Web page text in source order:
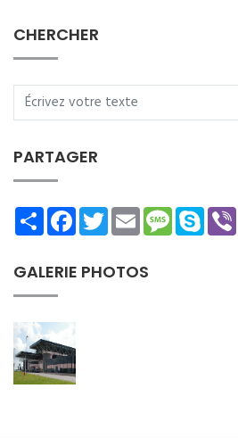
CHERCHER
PARTAGER
ShareFacebookTwitterEmailMessage
Skype
GALERIE PHOTOS